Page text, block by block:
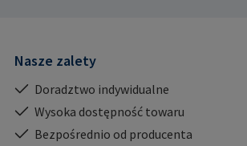
Nasze zalety
Doradztwo indywidualne
Wysoka dostępność towaru
Bezpośrednio od producenta